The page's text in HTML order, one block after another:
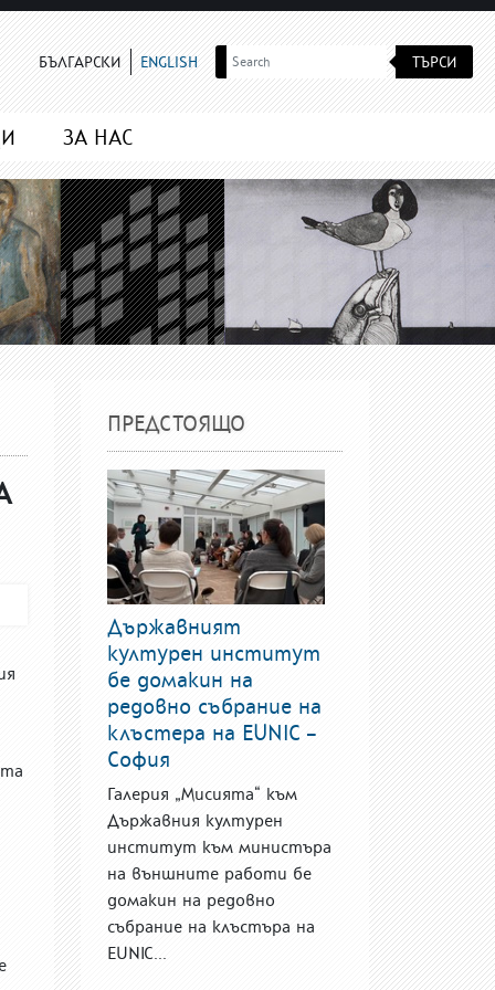
БЪЛГАРСКИ ENGLISH ТЪРСИ
ЗА НАС
ПРЕДСТОЯЩО
Държавният
културен институт
бе домакин на
редовно събрание на
клъстера на EUNIC –
София
Галерия „Мисията“ към
Държавния културен
институт към министъра
на външните работи бе
домакин на редовно
събрание на клъстъра на
EUNIC...